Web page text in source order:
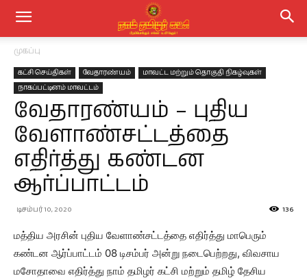
முகப்பு
கட்சி செய்திகள் வேதாரண்யம்
மாவட்ட மற்றும் தொகுதி நிகழ்வுகள்
நாகப்பட்டினம் மாவட்டம்
வேதாரண்யம் – புதிய
வேளாண்சட்டத்தை
எதிர்த்து கண்டன
ஆர்ப்பாட்டம்
டிசம்பர் 10, 2020 136
மத்திய அரசின் புதிய வேளாண்சட்டத்தை எதிர்த்து மாபெரும்
கண்டன ஆர்ப்பாட்டம் 08 டிசம்பர் அன்று நடைபெற்றது, விவசாய
மசோதாவை எதிர்த்து நாம் தமிழர் கட்சி மற்றும் தமிழ் தேசிய